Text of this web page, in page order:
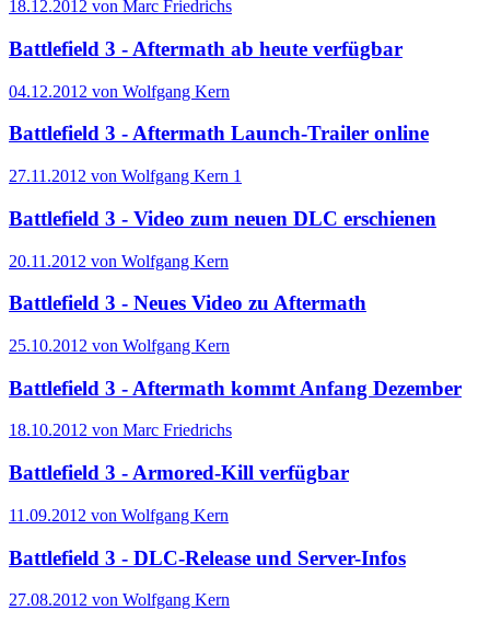
18.12.2012 von Marc Friedrichs
Battlefield 3 - Aftermath ab heute verfügbar
04.12.2012 von Wolfgang Kern
Battlefield 3 - Aftermath Launch-Trailer online
27.11.2012 von Wolfgang Kern 1
Battlefield 3 - Video zum neuen DLC erschienen
20.11.2012 von Wolfgang Kern
Battlefield 3 - Neues Video zu Aftermath
25.10.2012 von Wolfgang Kern
Battlefield 3 - Aftermath kommt Anfang Dezember
18.10.2012 von Marc Friedrichs
Battlefield 3 - Armored-Kill verfügbar
11.09.2012 von Wolfgang Kern
Battlefield 3 - DLC-Release und Server-Infos
27.08.2012 von Wolfgang Kern